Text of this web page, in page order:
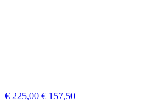
€ 225,00 € 157,50